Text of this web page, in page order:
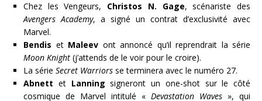
Chez les Vengeurs, Christos N. Gage, scénariste des
Avengers Academy, a signé un contrat d’exclusivité avec
Marvel.
Bendis et Maleev ont annoncé qu’il reprendrait la série
Moon Knight (j’attends de le voir pour le croire).
La série Secret Warriors se terminera avec le numéro 27.
Abnett et Lanning signeront un one-shot sur le côté
cosmique de Marvel intitulé « Devastation Waves », qui